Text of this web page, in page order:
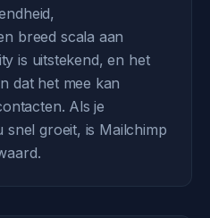
breed scala aan
is uitstekend, en het
dat het mee kan
Als je
groeit, is Mailchimp